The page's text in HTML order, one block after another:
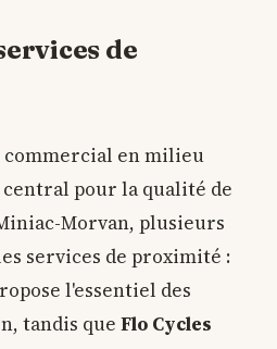
de
en milieu
pour la qualité de
Morvan, plusieurs
services de proximité :
l'essentiel des
tandis que Flo Cycles